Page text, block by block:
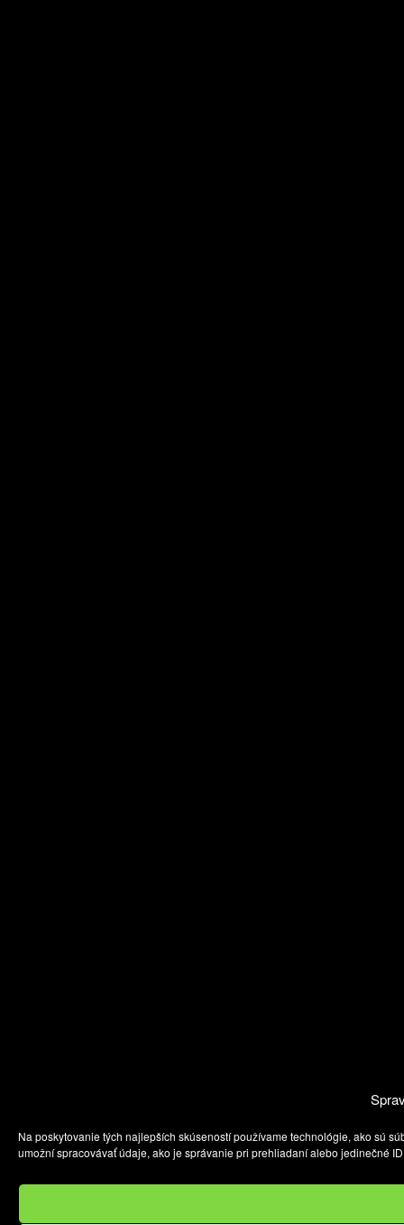
Na poskytovanie tých najlepších skúseností používame technológie, ako sú
umožní spracovávať údaje, ako je správanie pri prehliadaní alebo jedinečné